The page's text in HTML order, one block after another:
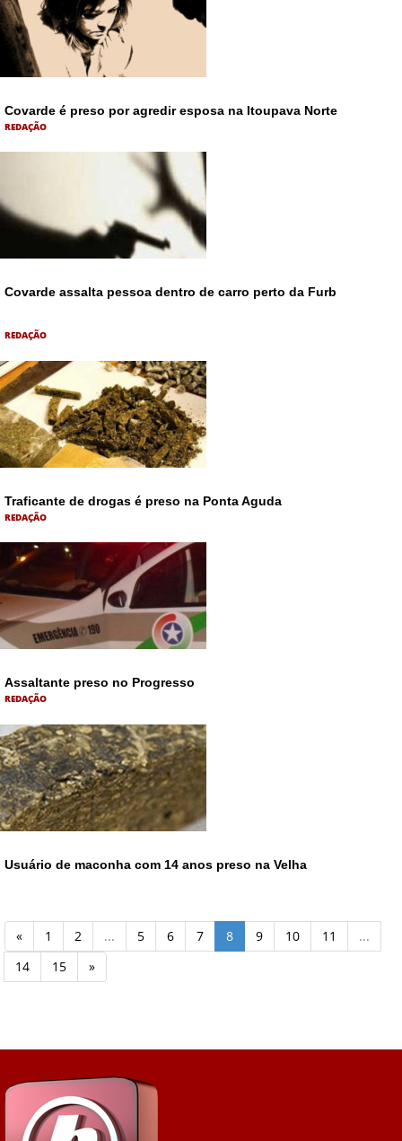
Covarde é preso por agredir esposa na Itoupava Norte
REDAÇÃO
Covarde assalta pessoa dentro de carro perto da Furb
REDAÇÃO
Traficante de drogas é preso na Ponta Aguda
REDAÇÃO
Assaltante preso no Progresso
REDAÇÃO
Usuário de maconha com 14 anos preso na Velha
« 1 2 ... 5 6 7 8 9 10 11
...
14
15 »